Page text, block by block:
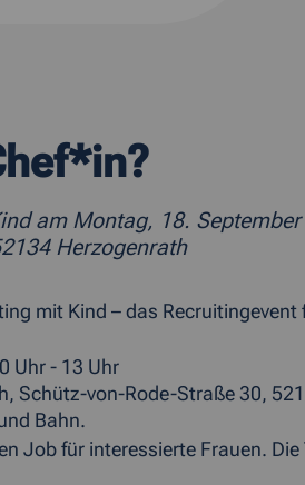
am Montag, 18.
Herzogenrath
mit Kind – das Recruitingevent
Uhr - 13 Uhr
von-Rode-Straße 30,
Bahn.
Job für interessierte Frauen.